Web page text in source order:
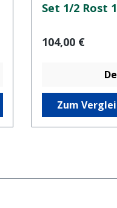
Set 1/2 Rost
Regulärer Preis:
104,00 €
Zum